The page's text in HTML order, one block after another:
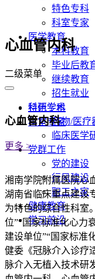
特色专科
科室专家
医学教育
本科教育
毕业后教
继续教育
招生就业
科研学术
药物/医疗
临床医学
党群工作
党的建设
行风建设
职工之家
健康教育
学习前沿
心血管内科
二级菜单
特色专科
科室专家
心血管内科
更多 >
湘南学院附属医院心
湖南省临床重点建设
为特色的综合性科室
位”“国家标准化心力
建设单位”“国家标准
健委《冠脉介入诊疗
脉介入无植入技术研